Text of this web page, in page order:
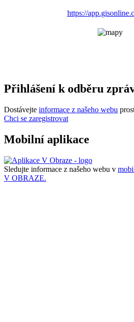
https://
Přihlášení k odběru
Dostávejte informace z našeho webu
Chci se zaregistrovat
Mobilní aplikace
Sledujte informace z našeho webu v
V OBRAZE.